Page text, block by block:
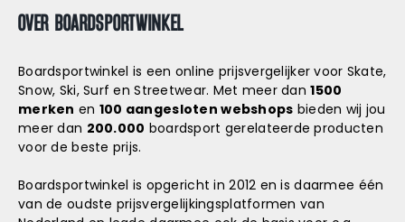
OVER BOARDSPORTWINKEL
Boardsportwinkel is een online prijsvergelijker voor Skate,
Snow, Ski, Surf en Streetwear. Met meer dan1500
merken en 100 aangesloten webshops bieden wij jou
meer dan 200.000 boardsport gerelateerde producten
voor de beste prijs.
Boardsportwinkel is opgericht in 2012 en is daarmee één
van de oudste prijsvergelijkingsplatformen van